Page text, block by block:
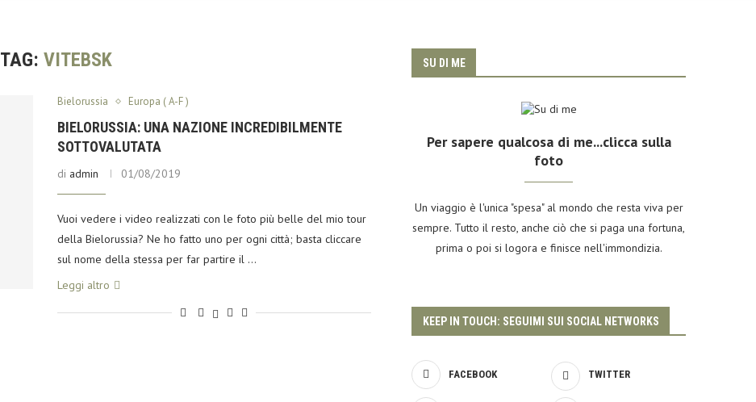
TAG:VITEBSK
Bielorussia Europa ( A-F )
BIELORUSSIA: UNA NAZIONE INCREDIBILMENTE
SOTTOVALUTATA
di admin 01/08/2019
Vuoi vedere i video realizzati con le foto più belle del mio tour
della Bielorussia? Ne ho fatto uno per ogni città; basta cliccare
sul nome della stessa per far partire il …
Leggi altro
SU DI ME
Per sapere qualcosa di me...clicca sulla
foto
Un viaggio è l'unica "spesa" al mondo che resta viva per
sempre. Tutto il resto, anche ciò che si paga una fortuna,
prima o poi si logora e finisce nell'immondizia.
KEEP IN TOUCH: SEGUIMI SUI SOCIAL NETWORKS
FACEBOOK TWITTER